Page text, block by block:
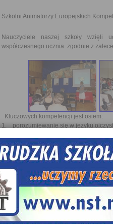
Szkolni Animatorzy Europejskich
Nauczyciele naszej szkoły wzięli
współczesnego ucznia zgodnie z
Kluczowych kompetencji jest osiem:
1. porozumiewanie się w języku
3. kompetencje matematyczne i
4. kompetencje informatyczne,
5. umiejętność uczenia się,
6. kompetencje społeczne i
7. inicjatywność i przedsiębiorczość,
8. świadomość i ekspresja kulturalna.
Uczestnicy:
1. Marta Augustynowska- Klincewicz,
2. Małgorzata Bąk,